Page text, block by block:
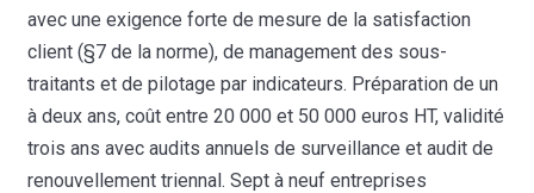
avec une exigence forte de mesure de la satisfaction
client (§7 de la norme), de management des sous-
traitants et de pilotage par indicateurs. Préparation de un
à deux ans, coût entre 20 000 et 50 000 euros HT, validité
trois ans avec audits annuels de surveillance et audit de
renouvellement triennal. Sept à neuf entreprises